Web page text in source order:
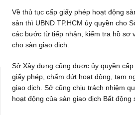
Về thủ tục cấp giấy phép hoạt động
sản thì UBND TP.HCM ủy quyền cho
các bước từ tiếp nhận, kiểm tra hồ sơ
cho sàn giao dịch.
Sở Xây dựng cũng được ủy quyền
giấy phép, chấm dứt hoạt động, tạm
giao dịch. Sở cũng chịu trách nhiệm
hoạt động của sàn giao dịch Bất động